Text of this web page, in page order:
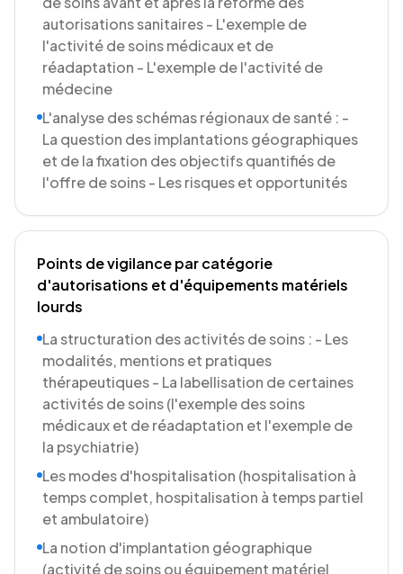
autorisations sanitaires - L'exemple de
l'activité de soins médicaux et de
réadaptation - L'exemple de l'activité de
médecine
L'analyse des schémas régionaux de santé : -
La question des implantations géographiques
et de la fixation des objectifs quantifiés de
l'offre de soins - Les risques et opportunités
Points de vigilance par catégorie
d'autorisations et d'équipements matériels
lourds
La structuration des activités de soins : - Les
modalités, mentions et pratiques
thérapeutiques - La labellisation de certaines
activités de soins (l'exemple des soins
médicaux et de réadaptation et l'exemple de
la psychiatrie)
Les modes d'hospitalisation (hospitalisation à
temps complet, hospitalisation à temps partiel
et ambulatoire)
La notion d'implantation géographique
(activité de soins ou équipement matériel